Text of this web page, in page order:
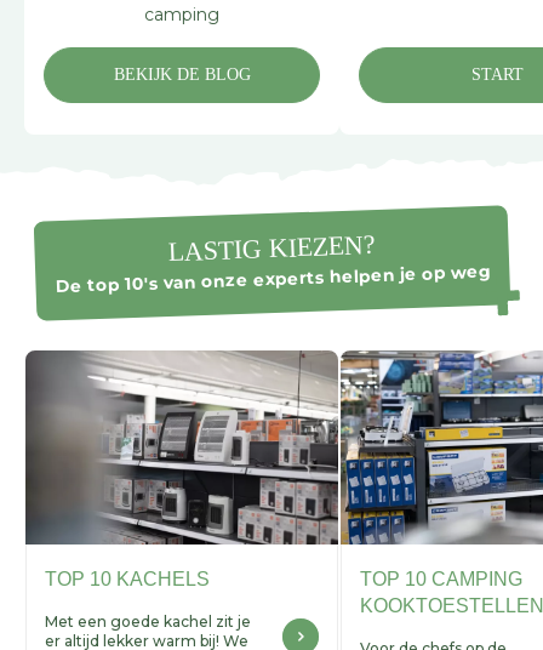
camping
BEKIJK DE BLOG START
LASTIG KIEZEN?
De top 10's van onze experts helpen je op weg
TOP 10 KACHELS
Met een goede kachel zit je
er altijd lekker warm bij! We
TOP 10 CAMPING
KOOKTOESTELLEN